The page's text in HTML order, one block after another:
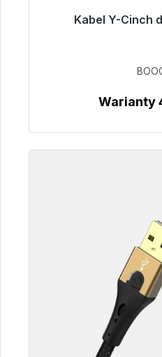
Kabel Y-Cinch
Gotowy do
Warianty